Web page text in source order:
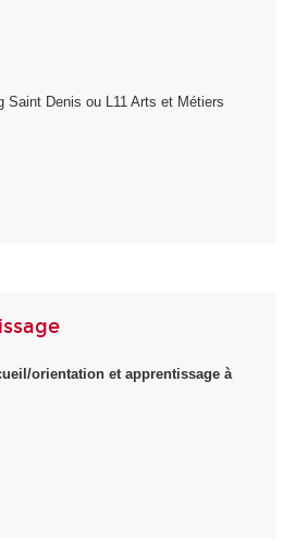
Saint Denis ou L11 Arts et Métiers
orientation et apprentissage à